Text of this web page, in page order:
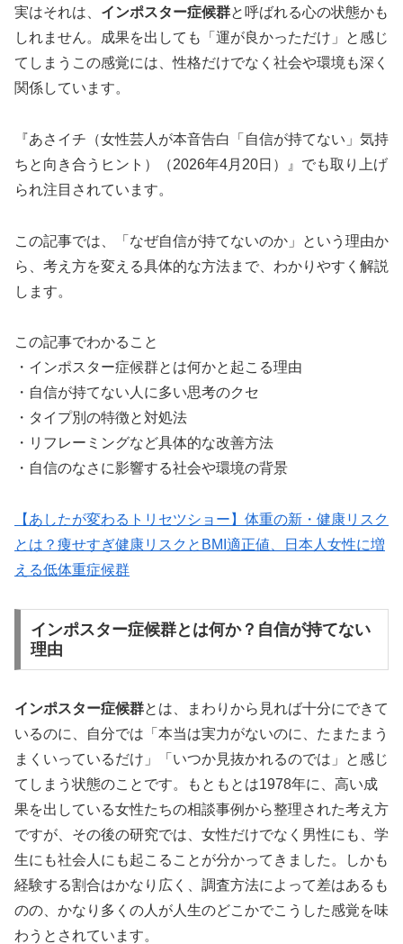
実はそれは、 インポスター症候群と呼ばれる心の状態かも
しれません。成果を出しても「運が良かっただけ」と感じ
てしまうこの感覚には、性格だけでなく社会や環境も深く
関係しています。
『あさイチ（女性芸人が本音告白「自信が持てない」気持
ちと向き合うヒント）（2026年4月20日）』でも取り上げ
られ注目されています。
この記事では、「なぜ自信が持てないのか」という理由か
ら、考え方を変える具体的な方法まで、わかりやすく解説
します。
この記事でわかること
・インポスター症候群とは何かと起こる理由
・自信が持てない人に多い思考のクセ
・タイプ別の特徴と対処法
・リフレーミングなど具体的な改善方法
・自信のなさに影響する社会や環境の背景
【あしたが変わるトリセツショー】体重の新・健康リスク
とは？痩せすぎ健康リスクとBMI適正値、日本人女性に増
える低体重症候群
インポスター症候群とは何か？自信が持てない
理由
インポスター症候群とは、まわりから見れば十分にできて
いるのに、自分では「本当は実力がないのに、たまたまう
まくいっているだけ」「いつか見抜かれるのでは」と感じ
てしまう状態のことです。もともとは1978年に、高い成
果を出している女性たちの相談事例から整理された考え方
ですが、その後の研究では、女性だけでなく男性にも、学
生にも社会人にも起こることが分かってきました。しかも
経験する割合はかなり広く、調査方法によって差はあるも
のの、かなり多くの人が人生のどこかでこうした感覚を味
わうとされています。